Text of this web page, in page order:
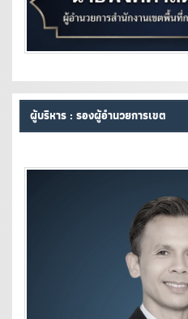
ผู้บริหาร : รองผู้อำนวยการเขต